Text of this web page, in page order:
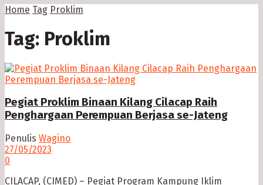
Home Tag Proklim
Tag: Proklim
Pegiat Proklim Binaan Kilang Cilacap Raih
Penghargaan Perempuan Berjasa se-Jateng
Penulis Wagino
27/05/2023
0
CILACAP, (CIMED) – Pegiat Program Kampung Iklim